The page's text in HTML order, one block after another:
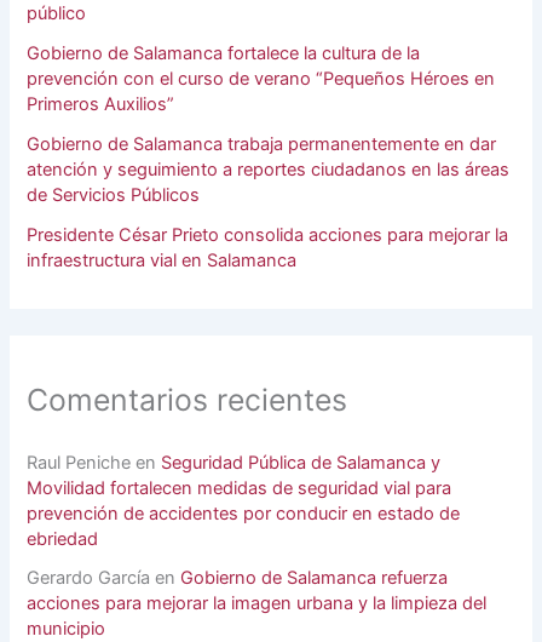
público
Gobierno de Salamanca fortalece la cultura de la
prevención con el curso de verano “Pequeños Héroes en
Primeros Auxilios”
Gobierno de Salamanca trabaja permanentemente en dar
atención y seguimiento a reportes ciudadanos en las áreas
de Servicios Públicos
Presidente César Prieto consolida acciones para mejorar la
infraestructura vial en Salamanca
Comentarios recientes
Raul Peniche en Seguridad Pública de Salamanca y
Movilidad fortalecen medidas de seguridad vial para
prevención de accidentes por conducir en estado de
ebriedad
Gerardo García en Gobierno de Salamanca refuerza
acciones para mejorar la imagen urbana y la limpieza del
municipio